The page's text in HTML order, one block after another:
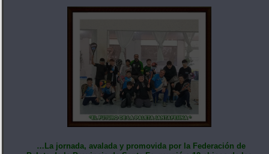
…La jornada, avalada y promovida por la Federación de